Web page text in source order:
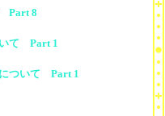
Part 8
いて Part 1
について Part 1